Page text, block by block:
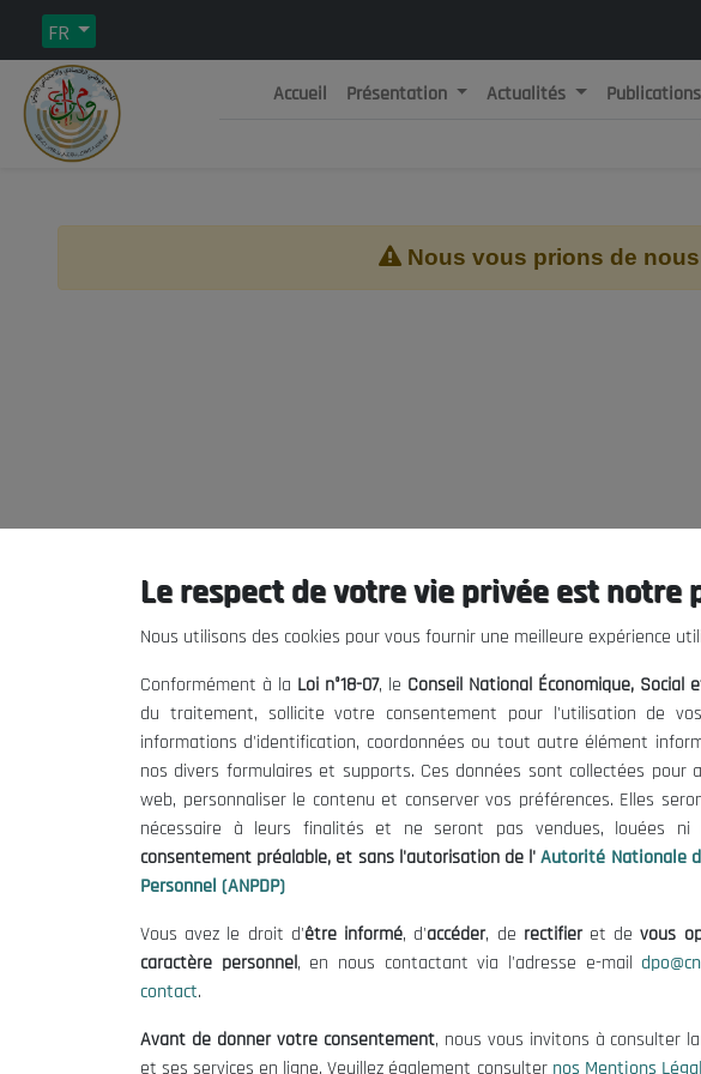
FR
République
Accueil Présentation Actualités Publications
Nous vous prions de
Le CNESE
Le président
Organisation
Publications
Informations
Mentions Légales
Conditions d'Utilisation
Politique de Protection des
Politique des Cookies
© 2026 Conseil
Le respect de votre vie privée est notre
Nous utilisons des cookies pour vous fournir une meilleure expérience
Conformément à la Loi n°18-07, le Conseil National Économique, Social
du traitement, sollicite votre consentement pour l'utilisation de vos
informations d'identification, coordonnées ou tout autre élément
nos divers formulaires et supports. Ces données sont collectées pour
web, personnaliser le contenu et conserver vos préférences. Elles
nécessaire à leurs finalités et ne seront pas vendues, louées
consentement préalable, et sans l'autorisation de l' Autorité Nationale
Personnel (ANPDP)
Vous avez le droit d'être informé, d'accéder, de rectifieret devous
caractère personnel, en nous contactant via l'adresse e-mail
contact.
Avant de donner votre consentement, nous vous invitons à consulter la
et ses services en ligne. Veuillez également consulter nos Mentions